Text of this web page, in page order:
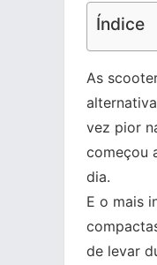
Índice
As
vez pior
começou
dia.
E o mais
de levar